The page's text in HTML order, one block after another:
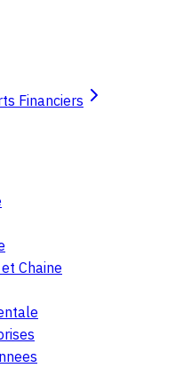
Financiers
Chaine